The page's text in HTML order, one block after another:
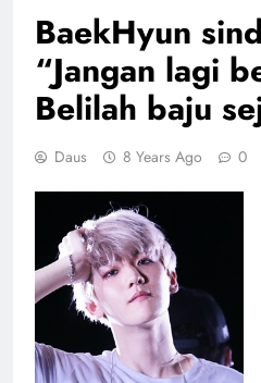
BaekHyun
“Jangan lagi
Belilah baju
Daus 8 Years Ago 0